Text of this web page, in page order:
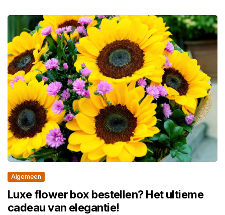
Algemeen
Luxe flower box bestellen? Het ultieme
cadeau van elegantie!